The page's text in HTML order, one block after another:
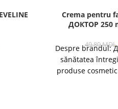
Crema
ДОКТОР 250
49.80MDL
Despre brandul:
sănătatea
produse